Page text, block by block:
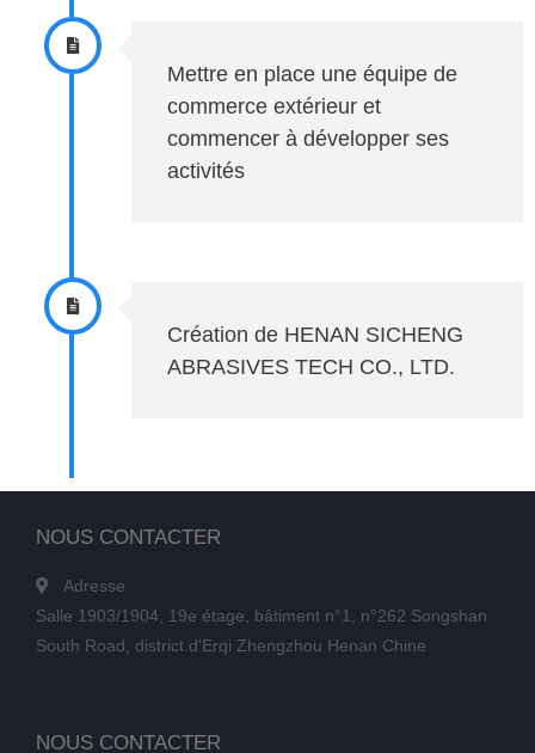
Mettre en place une équipe de
commerce extérieur et
commencer à développer ses
activités
Création de HENAN SICHENG
ABRASIVES TECH CO., LTD.
NOUS CONTACTER
NOUS CONTACTER
Adresse
Salle 1903/1904, 19e étage, bâtiment n°1, n°262 Songshan
South Road, district d'Erqi Zhengzhou Henan Chine